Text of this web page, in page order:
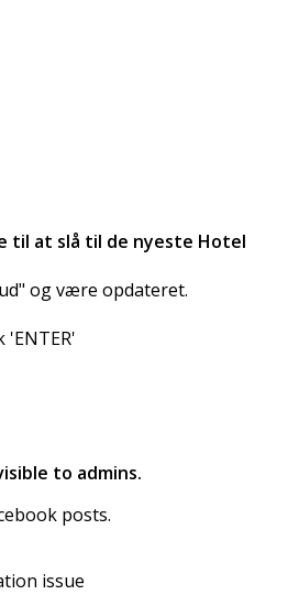
til at slå til de nyeste Hotel
og være opdateret.
to admins.
posts.
issue